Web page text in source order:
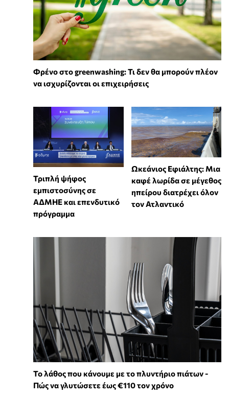
Φρένο στο greenwashing: Τι δεν θα μπορούν πλέον
να ισχυρίζονται οι επιχειρήσεις
Τριπλή ψήφος
εμπιστοσύνης σε
ΑΔΜΗΕ και επενδυτικό
πρόγραμμα
Ωκεάνιος Εφιάλτης: Μια
καφέ λωρίδα σε μέγεθος
ηπείρου διατρέχει όλον
τον Ατλαντικό
Το λάθος που κάνουμε με το πλυντήριο πιάτων -
Πώς να γλυτώσετε έως €110 τον χρόνο